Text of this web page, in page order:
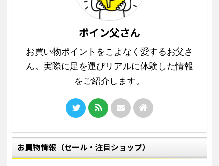
ポイン父さん
お買い物ポイントをこよなく愛するお父さ
ん。実際に足を運びリアルに体験した情報
をご紹介します。
お買物情報（セール・注目ショップ）